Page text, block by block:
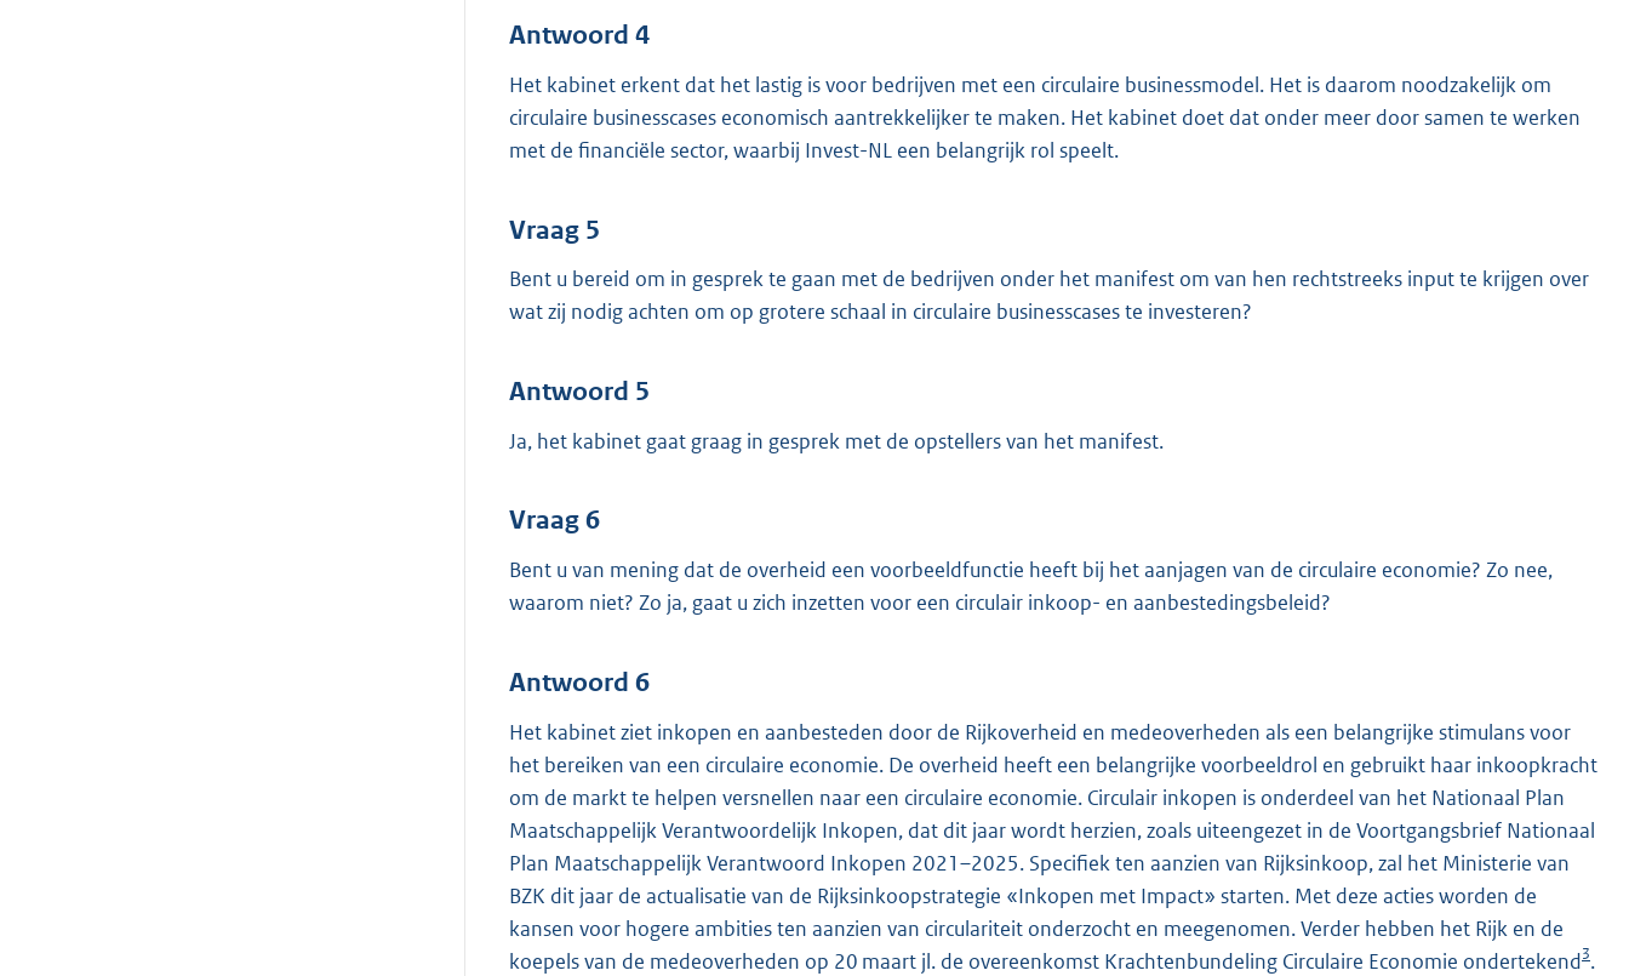
Antwoord 4
Het kabinet erkent dat het lastig is voor bedrijven met een circulaire businessmodel. Het is daarom noodzakelijk om
circulaire businesscases economisch aantrekkelijker te maken. Het kabinet doet dat onder meer door samen te werken
met de financiële sector, waarbij Invest-NL een belangrijk rol speelt.
Vraag 5
Bent u bereid om in gesprek te gaan met de bedrijven onder het manifest om van hen rechtstreeks input te krijgen over
wat zij nodig achten om op grotere schaal in circulaire businesscases te investeren?
Antwoord 5
Ja, het kabinet gaat graag in gesprek met de opstellers van het manifest.
Vraag 6
Bent u van mening dat de overheid een voorbeeldfunctie heeft bij het aanjagen van de circulaire economie? Zo nee,
waarom niet? Zo ja, gaat u zich inzetten voor een circulair inkoop- en aanbestedingsbeleid?
Antwoord 6
Het kabinet ziet inkopen en aanbesteden door de Rijkoverheid en medeoverheden als een belangrijke stimulans voor
het bereiken van een circulaire economie. De overheid heeft een belangrijke voorbeeldrol en gebruikt haar inkoopkracht
om de markt te helpen versnellen naar een circulaire economie. Circulair inkopen is onderdeel van het Nationaal Plan
Maatschappelijk Verantwoordelijk Inkopen, dat dit jaar wordt herzien, zoals uiteengezet in de Voortgangsbrief Nationaal
Plan Maatschappelijk Verantwoord Inkopen 2021–2025. Specifiek ten aanzien van Rijksinkoop, zal het Ministerie van
BZK dit jaar de actualisatie van de Rijksinkoopstrategie «Inkopen met Impact» starten. Met deze acties worden de
kansen voor hogere ambities ten aanzien van circulariteit onderzocht en meegenomen. Verder hebben het Rijk en de
koepels van de medeoverheden op 20 maart jl. de overeenkomst Krachtenbundeling Circulaire Economie ondertekend3.